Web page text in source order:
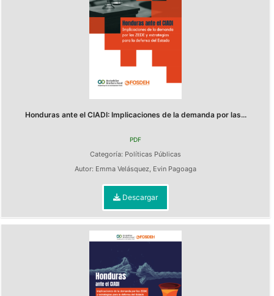
Honduras ante el CIADI: Implicaciones de la demanda por las...
PDF
Categoría: Políticas Públicas
Autor: Emma Velásquez, Evin Pagoaga
Descargar